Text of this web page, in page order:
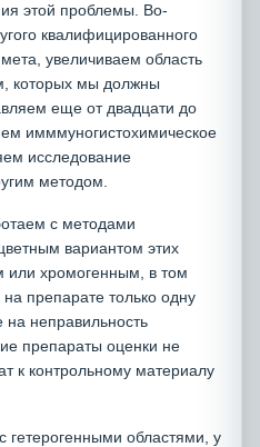
этой проблемы. Во-
квалифицированного
увеличиваем область
которых мы должны
еще от двадцати до
имммуногистохимическое
исследование
методом.
с методами
вариантом этих
хромогенным, в том
препарате только одну
на неправильность
препараты оценки не
к контрольному материалу
областями, у